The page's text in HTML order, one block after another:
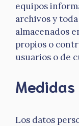
equipos
archivos y
almacenados
propios o
usuarios o de
Los datos